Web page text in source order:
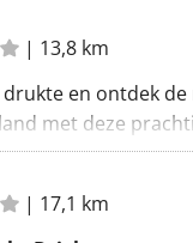
| 13,8 km
en ontdek
met deze
je 13.8 kilometer
te
Fort
| 17,1 km